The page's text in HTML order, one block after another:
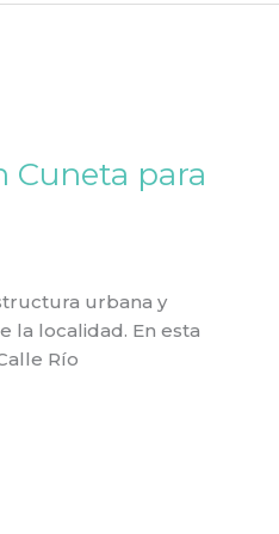
Cuneta para
urbana y
la localidad. En esta
Río